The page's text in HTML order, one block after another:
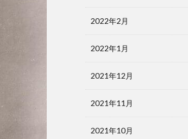
2022年2月
2022年1月
2021年12月
2021年11月
2021年10月